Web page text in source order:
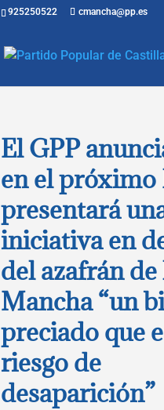
925250522 cmancha@pp.es
El GPP
en el próximo
presentará
iniciativa en
del azafrán de
Mancha “un
preciado que
riesgo de
desaparición”